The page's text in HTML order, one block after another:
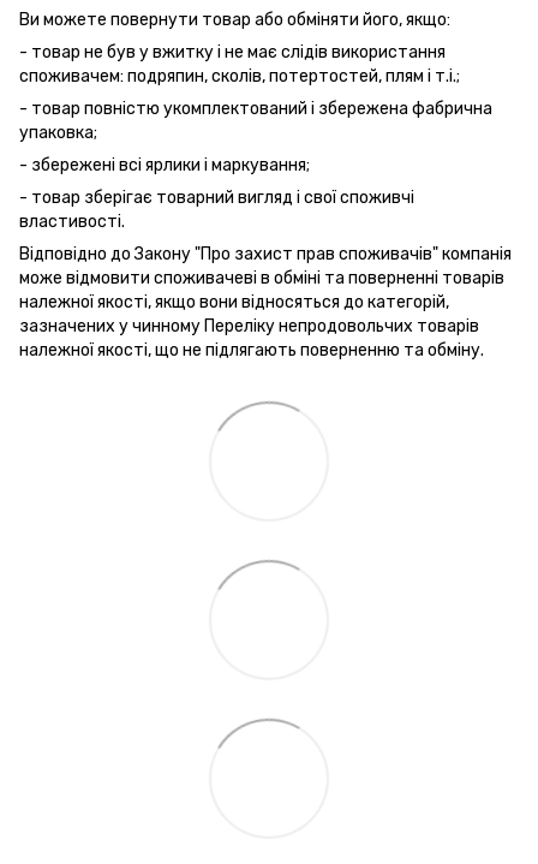
Ви можете повернути товар або обміняти його, якщо:
- товар не був у вжитку і не має слідів використання
споживачем: подряпин, сколів, потертостей, плям і т.і.;
- товар повністю укомплектований і збережена фабрична
упаковка;
- збережені всі ярлики і маркування;
- товар зберігає товарний вигляд і свої споживчі
властивості.
Відповідно до Закону "Про захист прав споживачів" компанія
може відмовити споживачеві в обміні та поверненні товарів
належної якості, якщо вони відносяться до категорій,
зазначених у чинному Переліку непродовольчих товарів
належної якості, що не підлягають поверненню та обміну.